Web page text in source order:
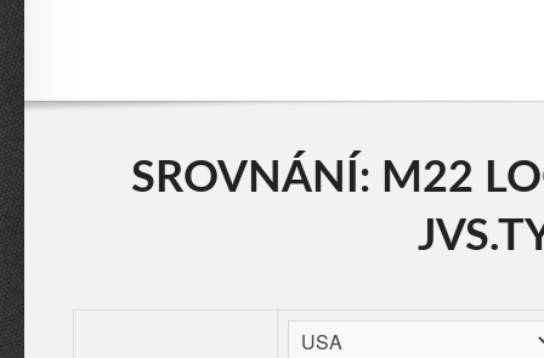
SROVNÁNÍ: M22